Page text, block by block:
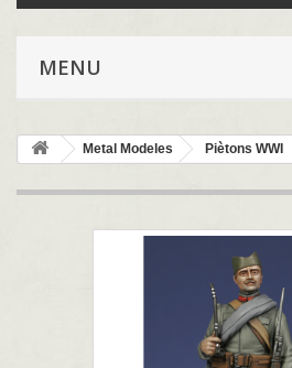
MENU
Metal Modeles Piètons WWI